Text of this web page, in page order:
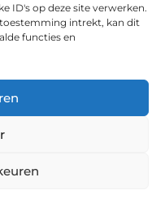
ID's op deze site verwerken.
intrekt, kan dit
functies en
- Alle rechten